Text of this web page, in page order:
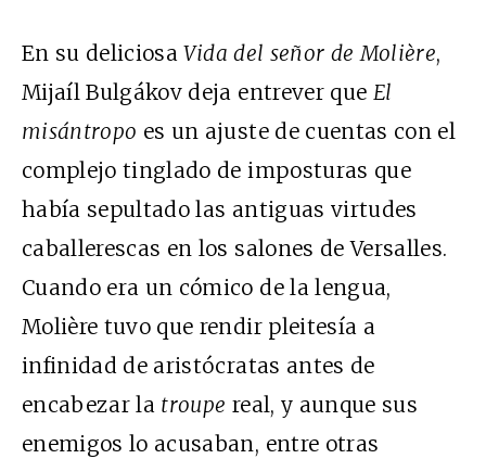
En su deliciosaVida del señor de Molière,
Mijaíl Bulgákov deja entrever que El
misántropo es un ajuste de cuentas con el
complejo tinglado de imposturas que
había sepultado las antiguas virtudes
caballerescas en los salones de Versalles.
Cuando era un cómico de la lengua,
Molière tuvo que rendir pleitesía a
infinidad de aristócratas antes de
encabezar la troupe real, y aunque sus
enemigos lo acusaban, entre otras